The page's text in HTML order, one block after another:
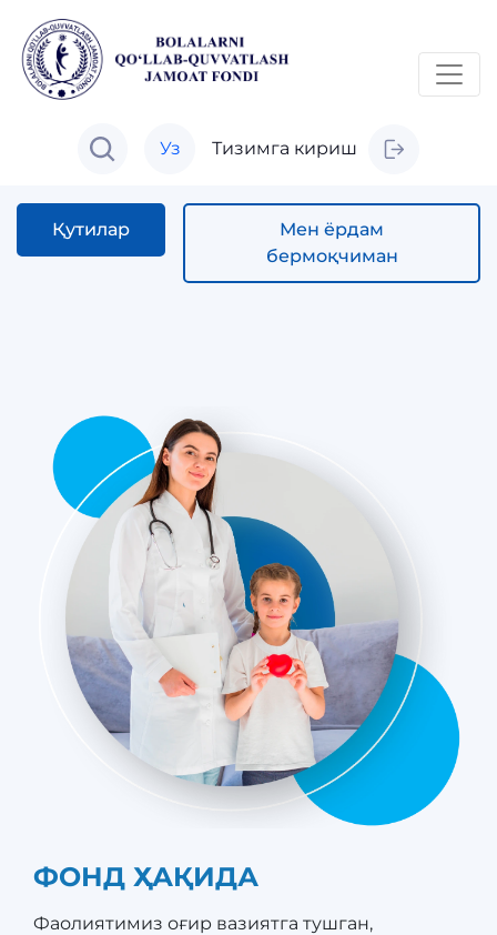
Уз Тизимга кириш
Қутилар
Мен ёрдам
бермоқчиман
ФОНД ҲАҚИДА
Фаолиятимиз оғир вазиятга тушган,